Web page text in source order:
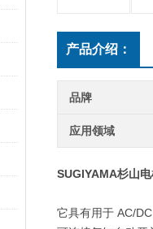
产品介绍：
品牌
应用领域
SUGIYAMA杉山
它具有用于 AC/